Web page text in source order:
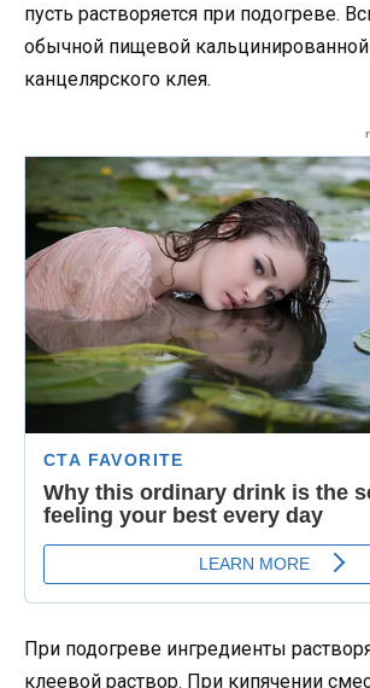
пусть растворяется при подогреве.
обычной пищевой
канцелярского клея.
При подогреве ингредиенты
клеевой раствор. При кипячении